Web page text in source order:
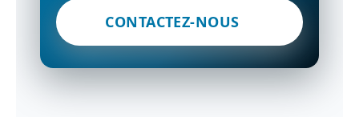
CONTACTEZ-NOUS